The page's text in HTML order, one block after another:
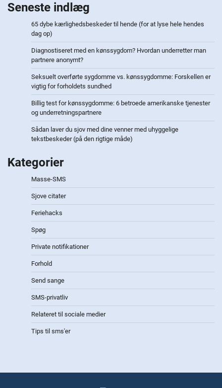
Seneste indlæg
65 dybe kærlighedsbeskeder til hende (for at lyse hele hendes
dag op)
Diagnostiseret med en kønssygdom? Hvordan underretter man
partnere anonymt?
Seksuelt overførte sygdomme vs. kønssygdomme: Forskellen er
vigtig for forholdets sundhed
Billig test for kønssygdomme: 6 betroede amerikanske tjenester
og underretningspartnere
Sådan laver du sjov med dine venner med uhyggelige
tekstbeskeder (på den rigtige måde)
Kategorier
Masse-SMS
Sjove citater
Feriehacks
Spøg
Private notifikationer
Forhold
Send sange
SMS-privatliv
Relateret til sociale medier
Tips til sms'er